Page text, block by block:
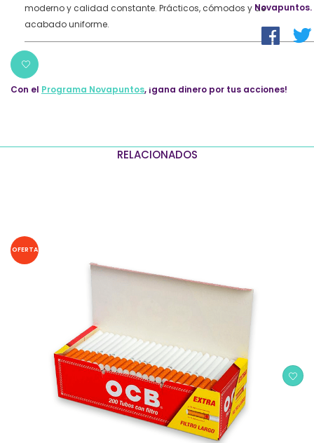
moderno y calidad constante. Prácticos, cómodos y de
acabado uniforme.
Novapuntos.
Con el Programa Novapuntos, ¡gana dinero por tus acciones!
RELACIONADOS
OFERTA